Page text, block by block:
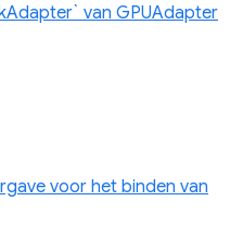
van GPUAdapter
voor het binden van